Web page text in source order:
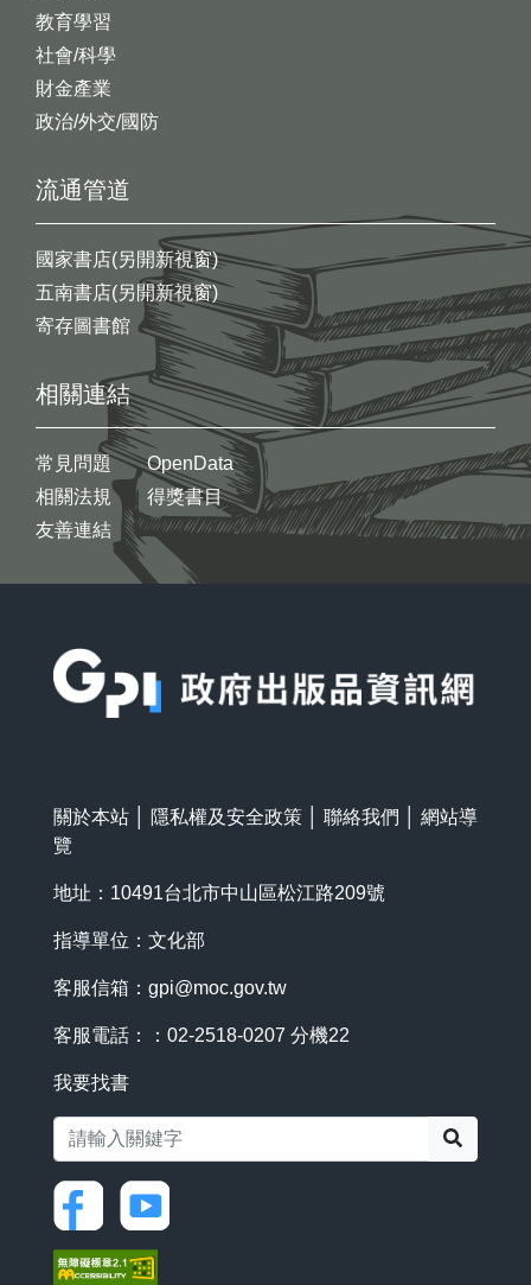
教育學習
社會/科學
財金產業
政治/外交/國防
流通管道
國家書店(另開新視窗)
五南書店(另開新視窗)
寄存圖書館
相關連結
常見問題
相關法規
友善連結
OpenData
得獎書目
關於本站 隱私權及安全政策 聯絡我們
網站導
覽
地址：10491台北市中山區松江路209號
指導單位：文化部
客服信箱： gpi@moc.gov.tw
客服電話：：02-2518-0207 分機22
我要找書